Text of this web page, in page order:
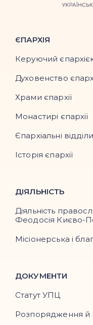
ЄПАРХІЯ
Керуючий
Духовенство
Храми єпархії
Монастирі єпархії
Єпархіальні відділи
Історія єпархії
ДІЯЛЬНІСТЬ
Діяльність
Феодосія Києво-
Місіонерська і
ДОКУМЕНТИ
Статут УПЦ
Розпорядження й